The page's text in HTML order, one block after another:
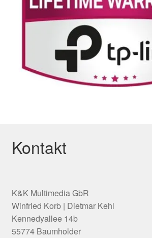
Kontakt
K&K Multimedia GbR
Winfried Korb | Dietmar Kehl
Kennedyallee 14b
55774 Baumholder